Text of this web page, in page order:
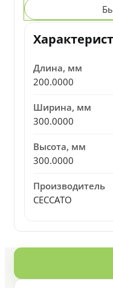
Длина, мм
200.0000
Ширина, мм
300.0000
Высота, мм
300.0000
Производитель
CECCATO